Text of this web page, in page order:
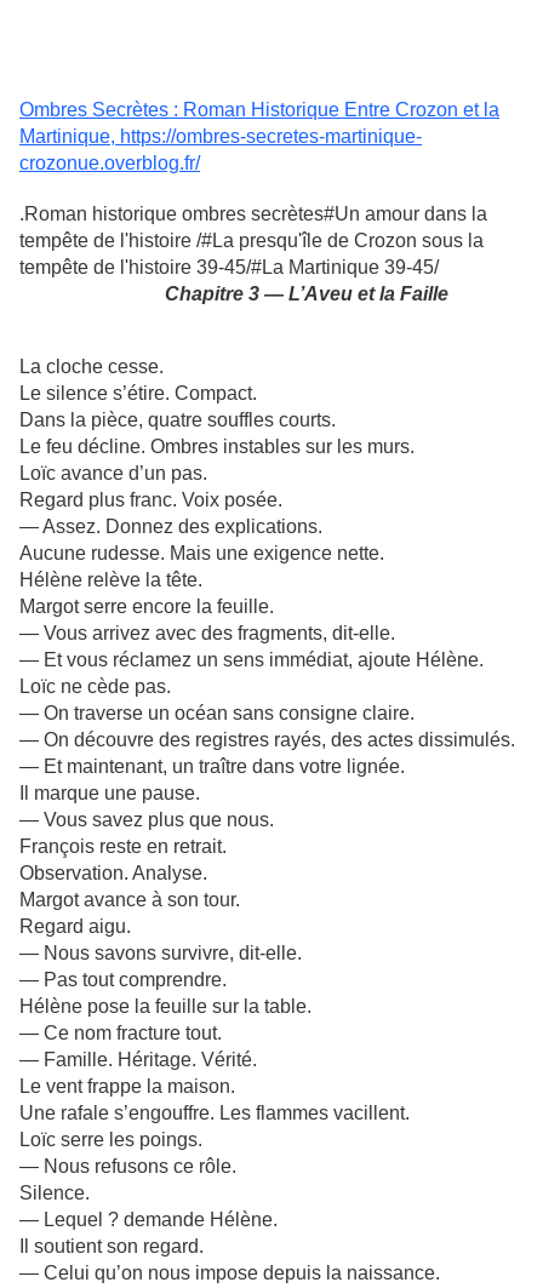
Ombres Secrètes : Roman Historique Entre Crozon et la
Martinique, https://ombres-secretes-martinique-
crozonue.overblog.fr/
.Roman historique ombres secrètes#Un amour dans la
tempête de l'histoire /#La presqu'île de Crozon sous la
tempête de l'histoire 39-45/#La Martinique 39-45/
Chapitre 3 — L’Aveu et la Faille
La cloche cesse.
Le silence s’étire. Compact.
Dans la pièce, quatre souffles courts.
Le feu décline. Ombres instables sur les murs.
Loïc avance d’un pas.
Regard plus franc. Voix posée.
— Assez. Donnez des explications.
Aucune rudesse. Mais une exigence nette.
Hélène relève la tête.
Margot serre encore la feuille.
— Vous arrivez avec des fragments, dit-elle.
— Et vous réclamez un sens immédiat, ajoute Hélène.
Loïc ne cède pas.
— On traverse un océan sans consigne claire.
— On découvre des registres rayés, des actes dissimulés.
— Et maintenant, un traître dans votre lignée.
Il marque une pause.
— Vous savez plus que nous.
François reste en retrait.
Observation. Analyse.
Margot avance à son tour.
Regard aigu.
— Nous savons survivre, dit-elle.
— Pas tout comprendre.
Hélène pose la feuille sur la table.
— Ce nom fracture tout.
— Famille. Héritage. Vérité.
Le vent frappe la maison.
Une rafale s’engouffre. Les flammes vacillent.
Loïc serre les poings.
— Nous refusons ce rôle.
Silence.
— Lequel ? demande Hélène.
Il soutient son regard.
— Celui qu’on nous impose depuis la naissance.